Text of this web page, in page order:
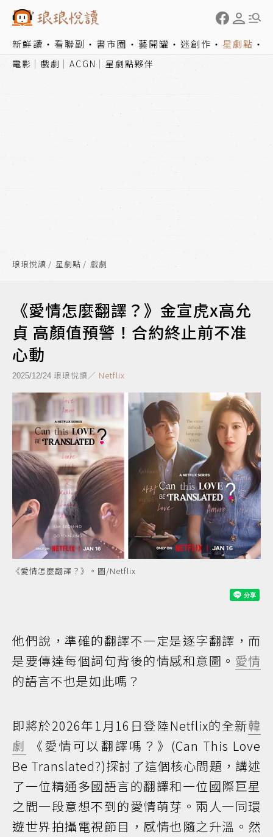
新鮮讀 看聯副 書市圈 藝開罐 迷創作 星劇點
電影 戲劇 ACGN 星劇點夥伴
琅琅悅讀 星劇點 戲劇
《愛情怎麼翻譯？》金宣虎x高允
貞 高顏值預警！合約終止前不准
心動
2025/12/24 琅琅悅讀／ Netflix
《愛情怎麼翻譯？》。圖/Netflix
他們說，準確的翻譯不一定是逐字翻譯，而
是要傳達每個詞句背後的情感和意圖。 愛情
的語言不也是如此嗎？
即將於2026年1月16日登陸Netflix的全新韓
劇
《愛情可以翻譯嗎？》(Can This Love
Be Translated?)探討了這個核心問題，講述
了一位精通多國語言的翻譯和一位國際巨星
之間一段意想不到的愛情萌芽。兩人一同環
遊世界拍攝電視節目，感情也隨之升溫。然